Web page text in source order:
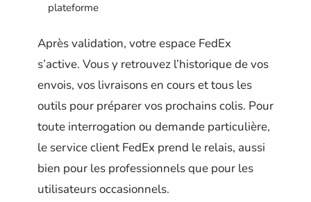
plateforme
Après validation, votre espace FedEx
s’active. Vous y retrouvez l’historique de vos
envois, vos livraisons en cours et tous les
outils pour préparer vos prochains colis. Pour
toute interrogation ou demande particulière,
le service client FedEx prend le relais, aussi
bien pour les professionnels que pour les
utilisateurs occasionnels.